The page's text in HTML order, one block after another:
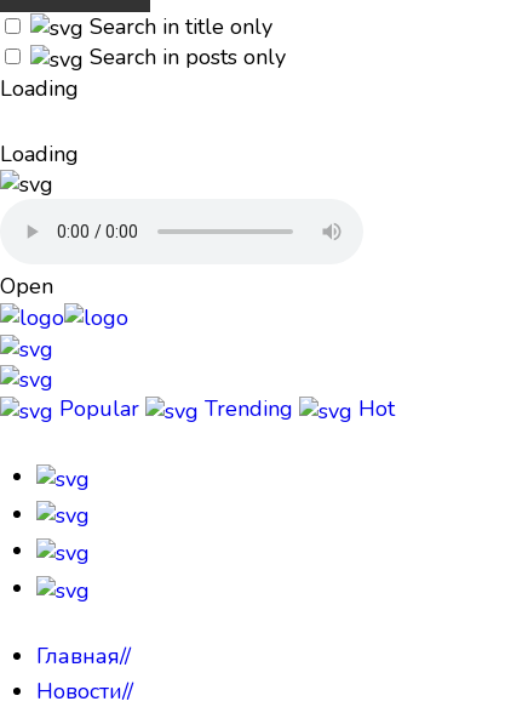
Search in title only
Search in posts only
Loading
Loading
Open
Popular Trending Hot
Главная//
Новости//